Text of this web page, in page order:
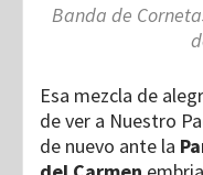
Banda de
Esa mezcla de
de ver a Nuestro
de nuevo ante la